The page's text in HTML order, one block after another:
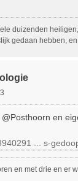
duizenden
gedaan hebben,
en
... s-
en met drie en er